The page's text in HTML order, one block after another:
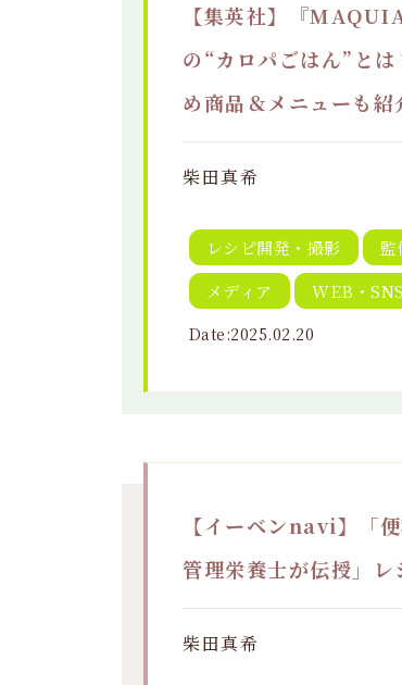
【集英社】『
の“カロパごはん”と
め商品＆メニューも紹
柴田真希
レシピ開発・撮影
監
メディア
WEB・SNS
Date:2025.02.20
【イーベンnavi】「
管理栄養士が伝授」レ
柴田真希